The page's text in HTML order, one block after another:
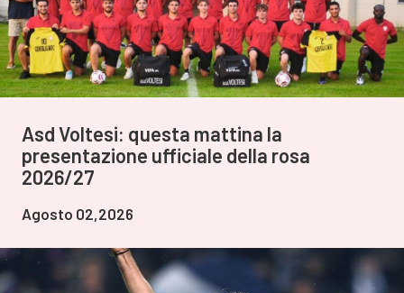
Asd Voltesi: questa mattina la
presentazione ufficiale della rosa
2026/27
Agosto 02,2026